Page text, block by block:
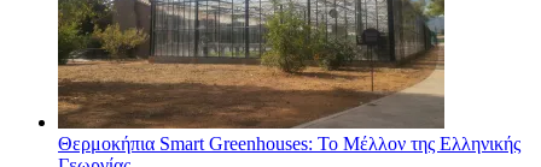
Θερμοκήπια Smart Greenhouses: Το Μέλλον της Ελληνικής